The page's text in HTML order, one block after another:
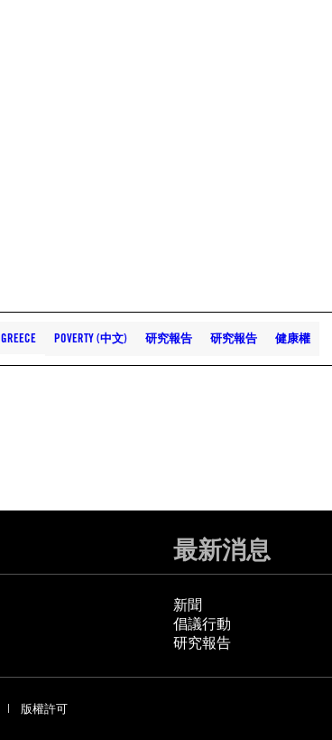
GREECE POVERTY (中文) 研究報告 研究報告 健康權
最新消息
新聞
倡議行動
研究報告
版權許可